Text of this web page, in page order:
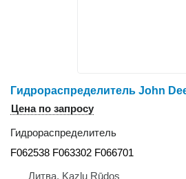
Цена по запросу
Гидрораспределитель
F062538 F063302 F066701
Литва, Kazlų Rūdos